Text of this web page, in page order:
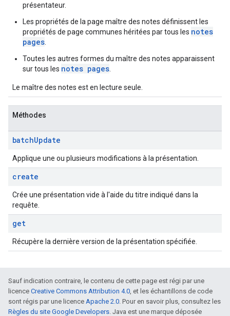
présentateur.
Les propriétés de la page maître des notes définissent les
propriétés de page communes héritées par tous les notes
pages
Toutes les autres formes du maître des notes apparaissent
sur tous les notes pages
Le maître des notes est en lecture seule.
Méthodes
batchUpdate
Applique une ou plusieurs modifications à la présentation.
create
Crée une présentation vide à l'aide du titre indiqué dans la
requête.
get
Récupère la dernière version de la présentation spécifiée.
Sauf indication contraire, le contenu de cette page est régi par une
licence Creative Commons Attribution 4.0, et les échantillons de code
sont régis par une licence Apache 2.0. Pour en savoir plus, consultez les
Règles du site Google Developers. Java est une marque déposée